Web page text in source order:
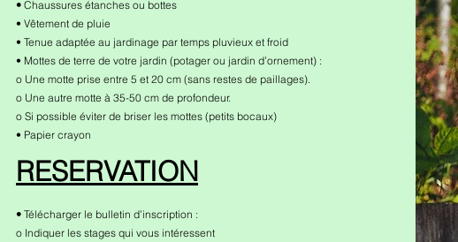
• Chaussures étanches ou bottes
• Vêtement de pluie
• Tenue adaptée au jardinage par temps pluvieux et froid
• Mottes de terre de votre jardin (potager ou jardin d’ornement) :
o Une motte prise entre 5 et 20 cm (sans restes de paillages).
o Une autre motte à 35-50 cm de profondeur.
o Si possible éviter de briser les mottes (petits bocaux)
• Papier crayon
RESERVATION
• Télécharger le bulletin d’inscription :
o Indiquer les stages qui vous intéressent